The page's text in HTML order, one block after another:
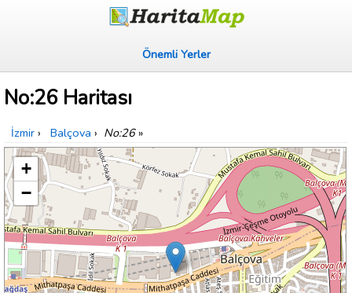
Önemli Yerler
No:26 Haritası
İzmir › Balçova › No:26»
+
−